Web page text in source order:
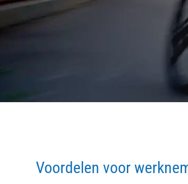
Voordelen voor